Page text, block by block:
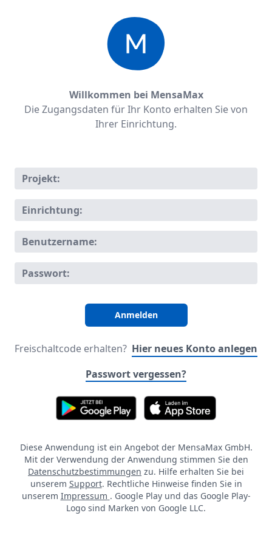
Willkommen bei MensaMax
Die Zugangsdaten für Ihr Konto erhalten Sie von
Ihrer Einrichtung.
Projekt:
Einrichtung:
Benutzername:
Passwort:
Freischaltcode erhalten? Hier neues Konto anlegen
Passwort vergessen?
Diese Anwendung ist ein Angebot der MensaMax GmbH.
Mit der Verwendung der Anwendung stimmen Sie den
Datenschutzbestimmungen zu. Hilfe erhalten Sie bei
unserem Support. Rechtliche Hinweise finden Sie in
unserem Impressum . Google Play und das Google Play-
Logo sind Marken von Google LLC.